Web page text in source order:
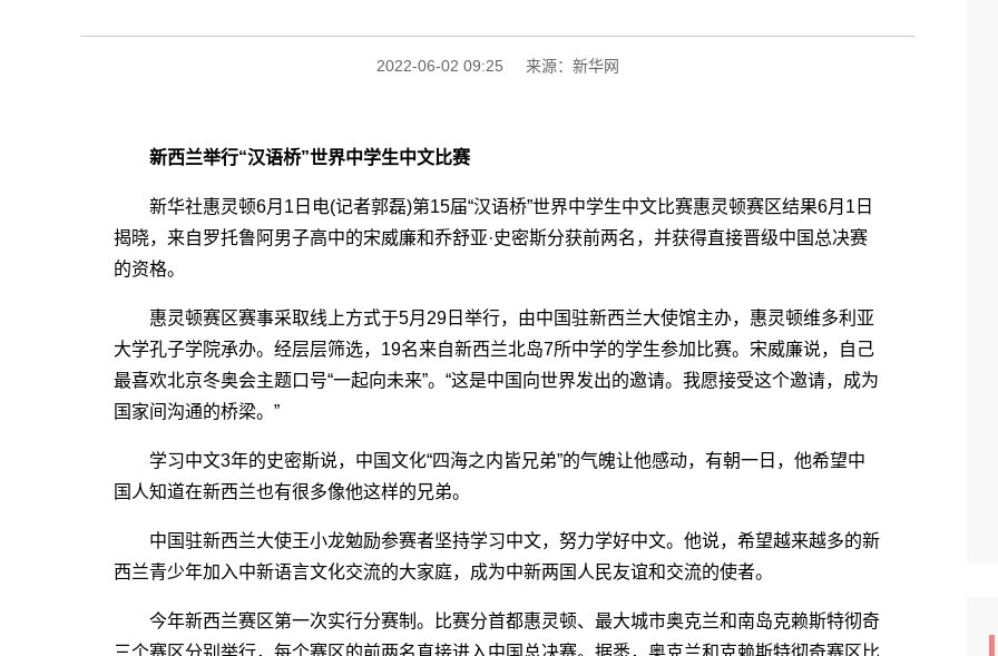
2022-06-02 09:25 来源：新华网
新西兰举行“汉语桥”世界中学生中文比赛
新华社惠灵顿6月1日电(记者郭磊)第15届“汉语桥”世界中学生中文比赛惠灵顿赛区结果6月1日
揭晓，来自罗托鲁阿男子高中的宋威廉和乔舒亚·史密斯分获前两名，并获得直接晋级中国总决赛
的资格。
惠灵顿赛区赛事采取线上方式于5月29日举行，由中国驻新西兰大使馆主办，惠灵顿维多利亚
大学孔子学院承办。经层层筛选，19名来自新西兰北岛7所中学的学生参加比赛。宋威廉说，自己
最喜欢北京冬奥会主题口号“一起向未来”。“这是中国向世界发出的邀请。我愿接受这个邀请，成为
国家间沟通的桥梁。”
学习中文3年的史密斯说，中国文化“四海之内皆兄弟”的气魄让他感动，有朝一日，他希望中
国人知道在新西兰也有很多像他这样的兄弟。
中国驻新西兰大使王小龙勉励参赛者坚持学习中文，努力学好中文。他说，希望越来越多的新
西兰青少年加入中新语言文化交流的大家庭，成为中新两国人民友谊和交流的使者。
今年新西兰赛区第一次实行分赛制。比赛分首都惠灵顿、最大城市奥克兰和南岛克赖斯特彻奇
三个赛区分别举行，每个赛区的前两名直接进入中国总决赛。据悉，奥克兰和克赖斯特彻奇赛区比